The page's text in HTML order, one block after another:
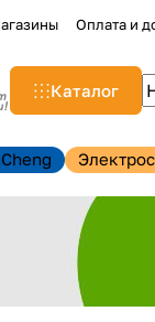
Оплата и
Каталог